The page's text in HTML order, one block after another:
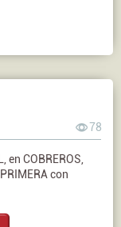
78
en COBREROS,
con